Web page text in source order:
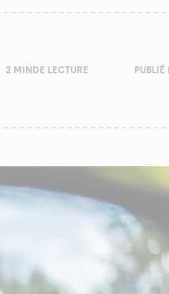
2 MIN DE LECTURE PUBLIÉ